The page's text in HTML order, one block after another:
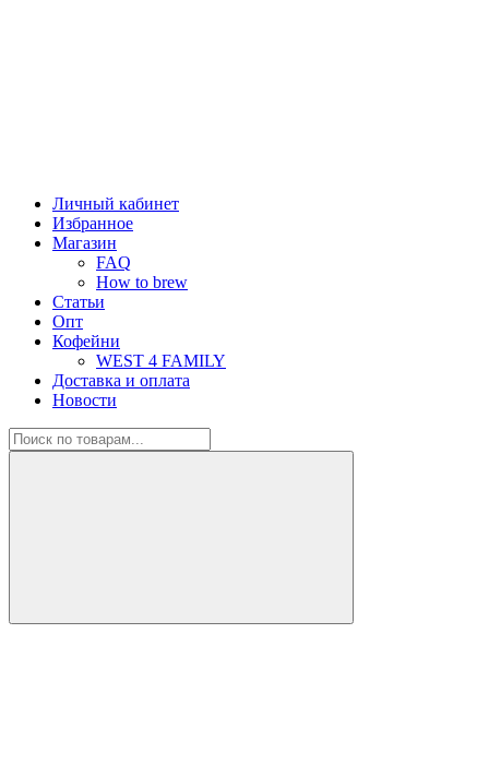
Личный кабинет
Избранное
Магазин
FAQ
How to brew
Статьи
Опт
Кофейни
WEST 4 FAMILY
Доставка и оплата
Новости